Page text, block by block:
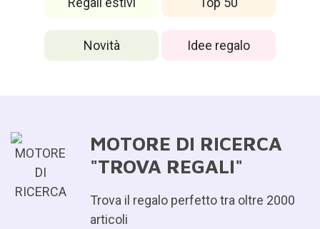
Novità Idee regalo
MOTORE DI RICERCA
"TROVA REGALI"
Trova il regalo perfetto tra oltre 2000
articoli